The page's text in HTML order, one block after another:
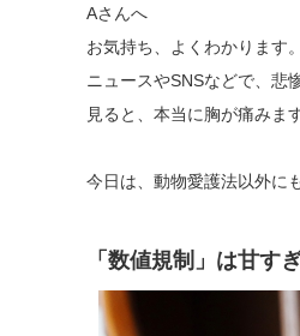
Aさんへ
お気持ち、よくわかります。
ニュースやSNSなどで、悲
見ると、本当に胸が痛みま
今日は、動物愛護法以外に
「数値規制」は甘す